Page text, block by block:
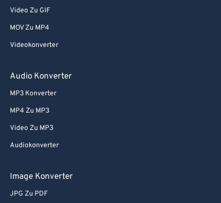
Video Zu GIF
MOV Zu MP4
Videokonverter
Audio Konverter
MP3 Konverter
MP4 Zu MP3
Video Zu MP3
Audiokonverter
Image Konverter
JPG Zu PDF